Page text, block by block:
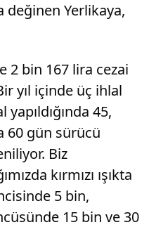
değinen Yerlikaya,
2 bin 167 lira cezai
yıl içinde üç ihlal
yapıldığında 45,
60 gün sürücü
Biz
kırmızı ışıkta
5 bin,
15 bin ve 30